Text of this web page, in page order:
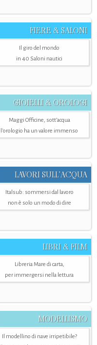
FIERE & SALONI
Il giro del mondo
in 40 Saloni nautici
GIOIELLI & OROLOGI
Maggi Officine, sott’acqua
l'orologio ha un valore immenso
LAVORI SULL’ACQUA
Italsub: sommersi dal lavoro
non è solo un modo di dire
LIBRI & FILM
Libreria Mare di carta,
per immergersi nella lettura
MODELLISMO
Il modellino di nave irripetibile?